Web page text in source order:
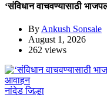
‘संविधान वाचवण्यासाठी
By Ankush Sonsale
August 1, 2026
262 views
नांदेड जिल्हा